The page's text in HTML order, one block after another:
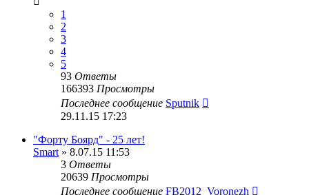
1
2
3
4
5
93 Ответы
166393 Просмотры
Последнее сообщение Sputnik
29.11.15 17:23
"Форту Боярд" - 25 лет!
Smart » 8.07.15 11:53
3 Ответы
20639 Просмотры
Последнее сообщение FB2012_Voronezh